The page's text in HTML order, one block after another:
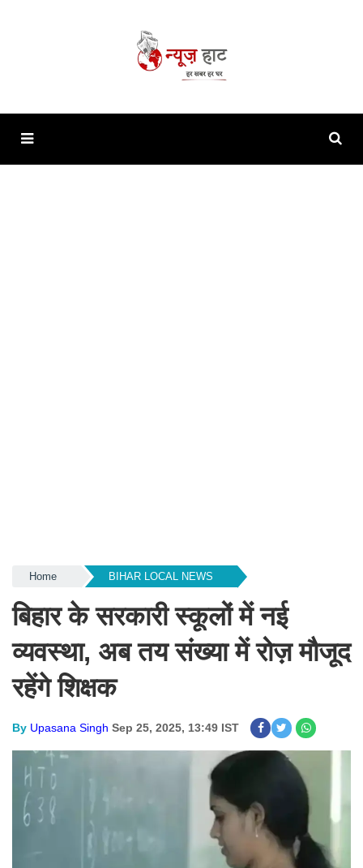
Home BIHAR LOCAL NEWS
बिहार के सरकारी स्कूलों में नई
व्यवस्था, अब तय संख्या में रोज़ मौजूद
रहेंगे शिक्षक
By Upasana Singh Sep 25, 2025, 13:49 IST